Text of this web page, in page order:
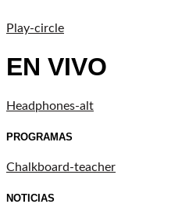
Play-circle
EN VIVO
Headphones-alt
PROGRAMAS
Chalkboard-teacher
NOTICIAS